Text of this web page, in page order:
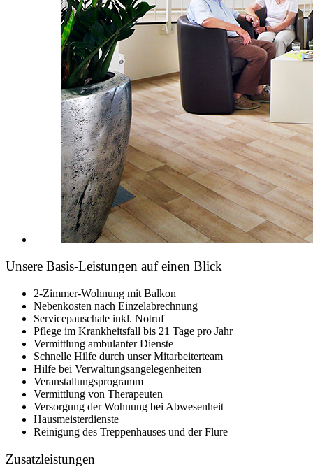
Unsere Basis-Leistungen auf einen Blick
2-Zimmer-Wohnung mit Balkon
Nebenkosten nach Einzelabrechnung
Servicepauschale inkl. Notruf
Pflege im Krankheitsfall bis 21 Tage pro Jahr
Vermittlung ambulanter Dienste
Schnelle Hilfe durch unser Mitarbeiterteam
Hilfe bei Verwaltungsangelegenheiten
Veranstaltungsprogramm
Vermittlung von Therapeuten
Versorgung der Wohnung bei Abwesenheit
Hausmeisterdienste
Reinigung des Treppenhauses und der Flure
Zusatzleistungen